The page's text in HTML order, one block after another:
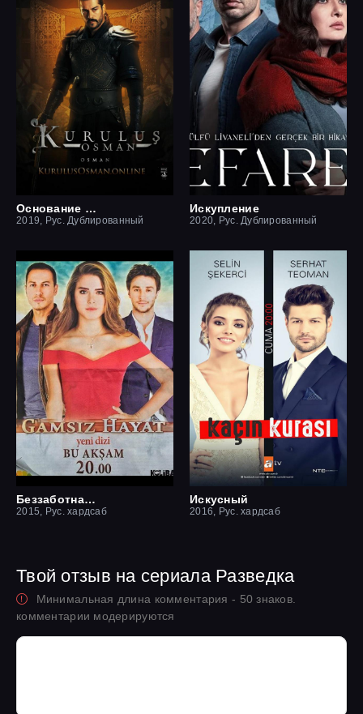
Основание Осман
2019, Рус. Дублированный
Искупление
2020, Рус. Дублированный
Беззаботная жизнь
2015, Рус. хардсаб
Искусный
2016, Рус. хардсаб
Твой отзыв на сериала Разведка
Минимальная длина комментария - 50 знаков.
комментарии модерируются